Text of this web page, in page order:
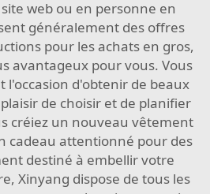
web ou en personne en
généralement des offres
pour les achats en gros,
avantageux pour vous. Vous
l'occasion d'obtenir de beaux
de choisir et de planifier
créiez un nouveau vêtement
cadeau attentionné pour des
destiné à embellir votre
Xinyang dispose de tous les